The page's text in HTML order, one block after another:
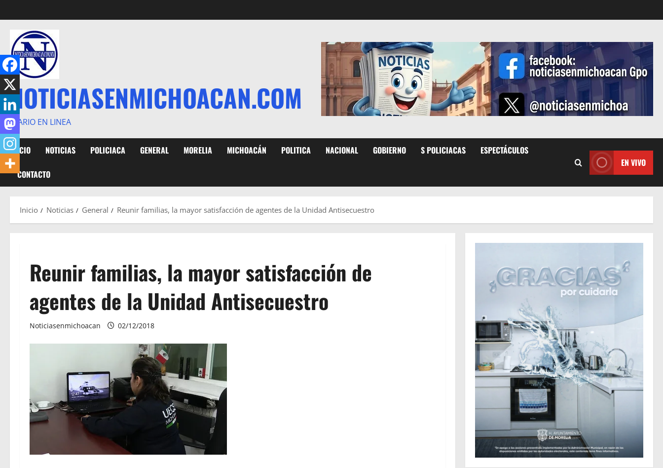
al
contenido
NOTICIASENMICHOACAN.COM
DIARIO EN LINEA
INICIO NOTICIAS POLICIACA GENERAL MORELIA MICHOACÁN POLITICA NACIONAL GOBIERNO S POLICIACAS ESPECTÁCULOS
CONTACTO
EN VIVO
Inicio Noticias General Reunir familias, la mayor satisfacción de agentes de la Unidad Antisecuestro
Reunir familias, la mayor satisfacción de
agentes de la Unidad Antisecuestro
Noticiasenmichoacan 02/12/2018